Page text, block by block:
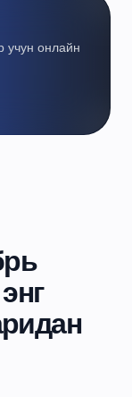
учун онлайн